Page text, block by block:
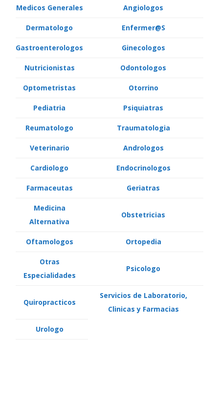
Medicos Generales Angiologos
Dermatologo Enfermer@S
Gastroenterologos Ginecologos
Nutricionistas Odontologos
Optometristas Otorrino
Pediatria Psiquiatras
Reumatologo Traumatologia
Veterinario Andrologos
Cardiologo Endocrinologos
Farmaceutas Geriatras
Medicina
Alternativa
Obstetricias
Oftamologos Ortopedia
Otras
Especialidades
Psicologo
Quiropracticos
Servicios de Laboratorio,
Clinicas y Farmacias
Urologo